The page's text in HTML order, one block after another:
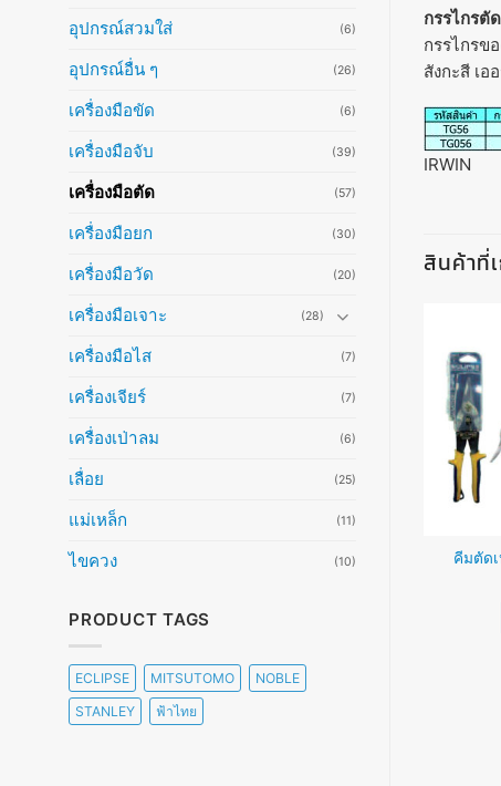
อุปกรณ์สวมใส่ (6)
อุปกรณ์อื่น ๆ (26)
เครื่องมือขัด (6)
เครื่องมือจับ (39)
เครื่องมือตัด (57)
เครื่องมือยก (30)
เครื่องมือวัด (20)
เครื่องมือเจาะ (28)
เครื่องมือไส (7)
เครื่องเจียร์ (7)
เครื่องเป่าลม (6)
เลื่อย (25)
แม่เหล็ก (11)
ไขควง (10)
PRODUCT TAGS
ECLIPSE MITSUTOMO
NOBLE
STANLEY
ฟ้าไทย
กรรไกรตั
กรรไกรข
สังกะสี เ
IRWIN
สินค้าที่
คีมตัด
นมาตรฐาน (285-
เครื่องตัด Circular Saw 7”